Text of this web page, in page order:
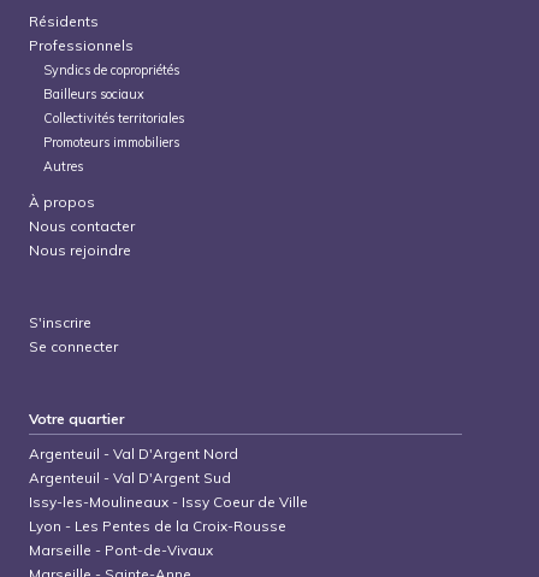
Résidents
Professionnels
Syndics de copropriétés
Bailleurs sociaux
Collectivités territoriales
Promoteurs immobiliers
Autres
À propos
Nous contacter
Nous rejoindre
S'inscrire
Se connecter
Votre quartier
Argenteuil -Val D'Argent Nord
Argenteuil -Val D'Argent Sud
Issy-les-Moulineaux - Issy Coeur de Ville
Lyon - Les Pentes de la Croix-Rousse
Marseille - Pont-de-Vivaux